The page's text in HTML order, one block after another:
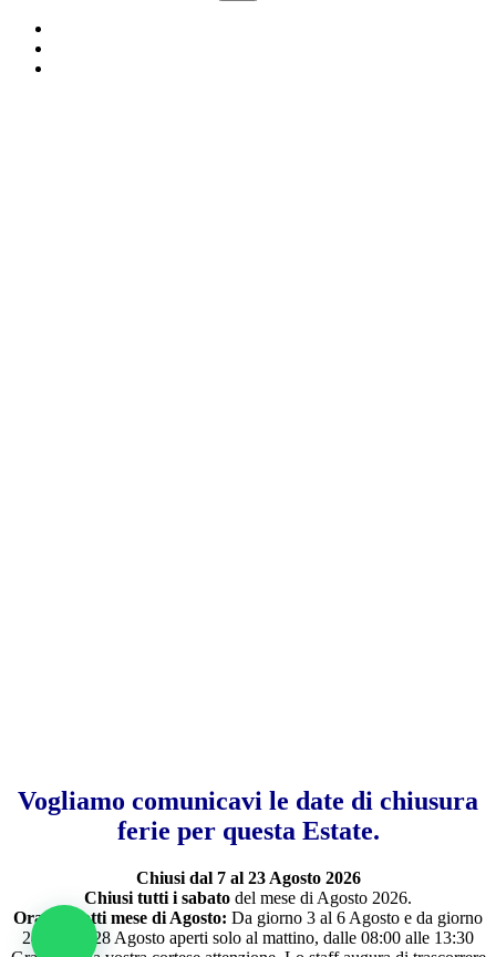
Vogliamo comunicavi le date di chiusura
ferie per questa Estate.
Chiusi dal 7 al 23 Agosto 2026
Chiusi tutti i sabato del mese di Agosto 2026.
Orari ridotti mese di Agosto: Da giorno 3 al 6 Agosto e da giorno
24 fino al 28 Agosto aperti solo al mattino, dalle 08:00 alle 13:30